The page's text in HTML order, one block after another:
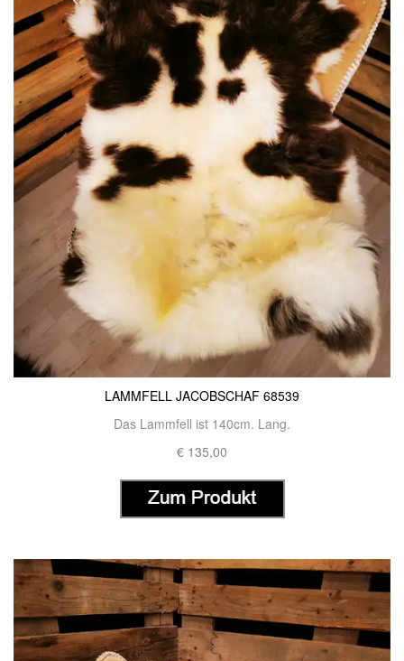
LAMMFELL JACOBSCHAF 68539
Das Lammfell ist 140cm. Lang.
€ 135,00